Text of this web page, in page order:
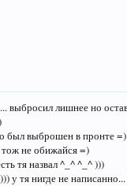
выбросил лишнее но
был выброшен в пронте
не обижайся =)
тя назвал ^_^ ^_^ )))
у тя нигде не